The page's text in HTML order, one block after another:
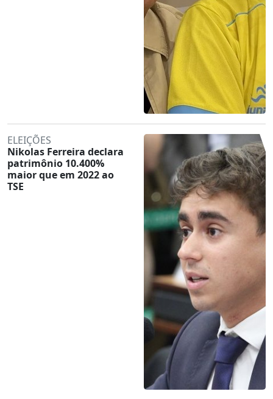
ELEIÇÕES
Nikolas Ferreira declara
patrimônio 10.400%
maior que em 2022 ao
TSE